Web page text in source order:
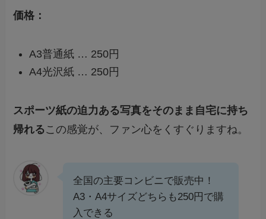
価格：
A3普通紙 … 250円
A4光沢紙 … 250円
スポーツ紙の迫力ある写真をそのまま自宅に持ち
帰れるこの感覚が、ファン心をくすぐりますね。
全国の主要コンビニで販売中！
A3・A4サイズどちらも250円で購
入できる